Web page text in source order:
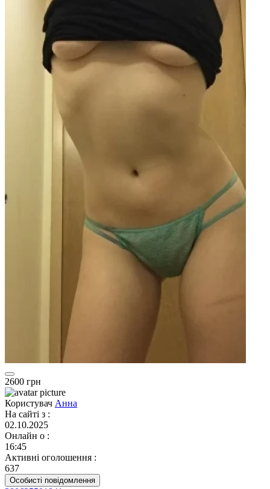
2600 грн
Користувач Анна
На сайті з :
02.10.2025
Онлайн о :
16:45
Активні оголошення :
637
Особисті повідомлення